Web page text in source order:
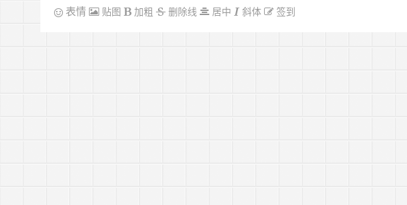
表情 贴图 加粗 删除线 居中 斜体 签到